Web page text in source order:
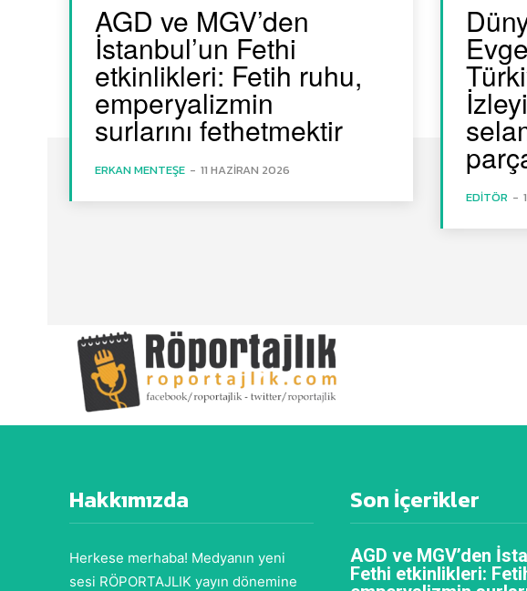
AGD ve MGV’den
İstanbul’un Fethi
etkinlikleri: Fetih ruhu,
emperyalizmin
surlarını fethetmektir
ERKAN MENTEŞE - 11 HAZIRAN 2026
EDITÖR -
Hakkımızda
Herkese merhaba! Medyanın yeni
sesi RÖPORTAJLIK yayın dönemine
Son İçerikler
AGD ve MGV’den
Fethi etkinlikleri: